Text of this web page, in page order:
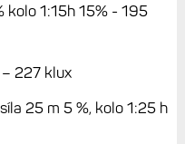
kolo 1:15h 15% - 195
227 klux
25 m 5 %, kolo 1:25 h